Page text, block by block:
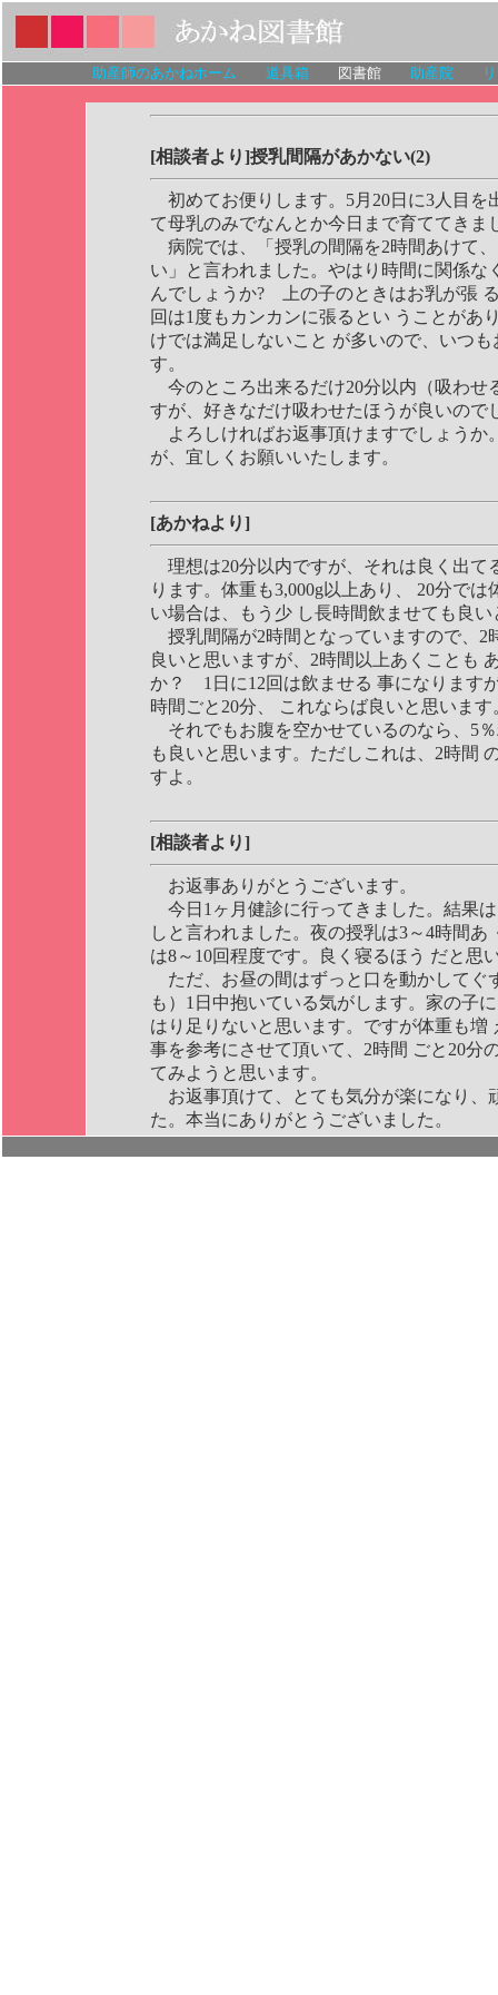
助産師のあかねホーム 道具箱 図書館 助産院
[相談者より]授乳間隔があかない(2)
初めてお便りします。5月20日に3人目を
て母乳のみでなんとか今日まで育ててきま
病院では、「授乳の間隔を2時間あけて
い」と言われました。やはり時間に関係な
んでしょうか? 上の子のときはお乳が張
回は1度もカンカンに張るとい うことがあ
けでは満足しないこと が多いので、いつ
す。
今のところ出来るだけ20分以内（吸わせ
すが、好きなだけ吸わせたほうが良いの
よろしければお返事頂けますでしょうか
が、宜しくお願いいたします。
[あかねより]
理想は20分以内ですが、それは良く出て
ります。体重も3,000g以上あり、 20分で
い場合は、もう少 し長時間飲ませても良
授乳間隔が2時間となっていますので、2
良いと思いますが、2時間以上あくことも
か？ 1日に12回は飲ませる 事になります
時間ごと20分、 これならば良いと思います
それでもお腹を空かせているのなら、5
も良いと思います。ただしこれは、2時間
すよ。
[相談者より]
お返事ありがとうございます。
今日1ヶ月健診に行ってきました。結果
しと言われました。夜の授乳は3～4時間あ
は8～10回程度です。良く寝るほう だと思
ただ、お昼の間はずっと口を動かしてぐ
も）1日中抱いている気がします。家の子
はり足りないと思います。ですが体重も増
事を参考にさせて頂いて、2時間 ごと20分
てみようと思います。
お返事頂けて、とても気分が楽になり、
た。本当にありがとうございました。